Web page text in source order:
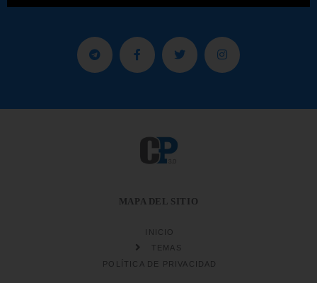
MAPA DEL SITIO
INICIO
TEMAS
POLÍTICA DE PRIVACIDAD